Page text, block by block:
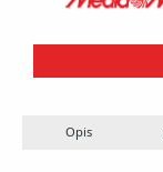
Opis